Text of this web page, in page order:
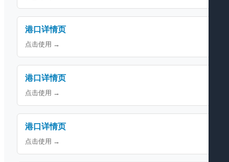
港口详情页
点击使用 →
港口详情页
点击使用 →
港口详情页
点击使用 →